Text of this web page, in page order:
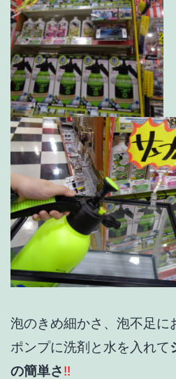
泡のきめ細かさ、泡不足に
ポンプに洗剤と水を入れて
の簡単さ!!